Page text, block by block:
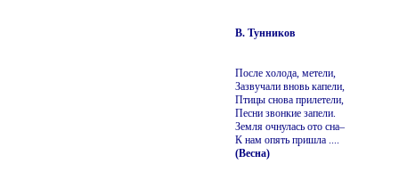
В. Тунников
После холода, метели,
Зазвучали вновь капели,
Птицы снова прилетели,
Песни звонкие запели.
Земля очнулась ото сна–
К нам опять пришла ....
(Весна)